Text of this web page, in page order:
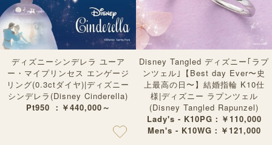
ディズニーシンデレラ ユーア
ー・マイプリンセス エンゲージ
リング(0.3ctダイヤ)|ディズニー
シンデレラ(Disney Cinderella)
Pt950 ：￥440,000～
Disney Tangled ディズニー｢ラプ
ンツェル｣【Best day Ever〜史
上最高の日〜】結婚指輪 K10仕
様|ディズニー ラプンツェル
(Disney Tangled Rapunzel)
Lady's - K10PG：￥110,000
Men's - K10WG：￥121,000